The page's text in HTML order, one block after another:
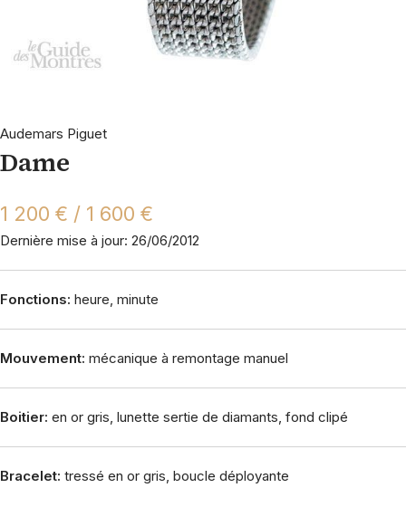
Audemars Piguet
Dame
1 200 € / 1 600 €
Dernière mise à jour: 26/06/2012
Fonctions: heure, minute
Mouvement: mécanique à remontage manuel
Boitier: en or gris, lunette sertie de diamants, fond clipé
Bracelet: tressé en or gris, boucle déployante